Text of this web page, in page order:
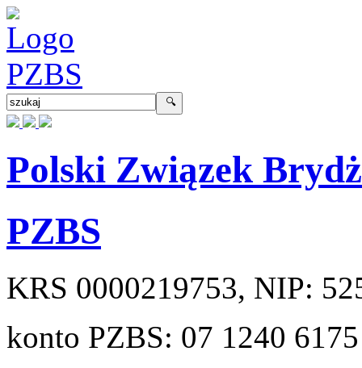
Polski Związek
PZBS
KRS 0000219753, NIP:
konto PZBS: 07 1240